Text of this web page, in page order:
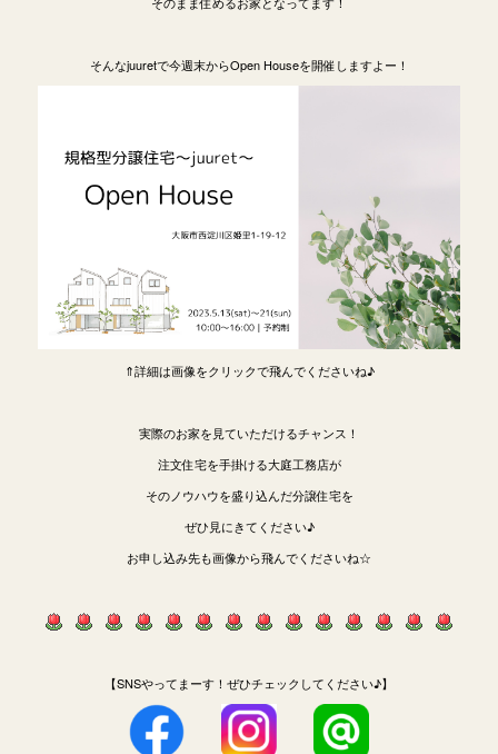
そんなjuuretで今週末からOpen Houseを開催しますよー！
⇑詳細は画像をクリックで飛んでくださいね♪
実際のお家を見ていただけるチャンス！
注文住宅を手掛ける大庭工務店が
そのノウハウを盛り込んだ分譲住宅を
ぜひ見にきてください♪
お申し込み先も画像から飛んでくださいね☆
【SNSやってまーす！ぜひチェックしてください♪】